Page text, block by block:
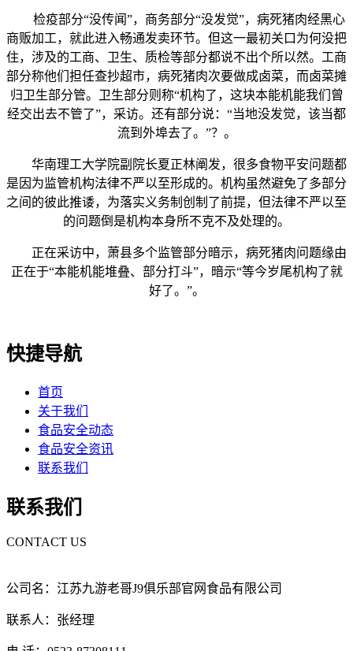
检疫部分“没传闻”，商务部分“没发觉”，病死猪肉经黑心
商贩加工，就此进入畅通发卖环节。但这一最初关口为何没把
住，涉及的工商、卫生、质检等部分都说不出个所以然。工商
部分称他们担任查抄超市，病死猪肉次要做成卤菜，而卤菜摊
归卫生部分管。卫生部分则称“机构了，这块本能机能我们曾
经交出去不管了”，采访。还有部分说：“当地没发觉，该当都
流到外埠去了。”？。
华南理工大学院副院长夏正林阐发，很多食物平安问题都
是因为监管机构法律不严以至形成的。机构虽然避免了多部分
之间的彼此推诿，为落实义务制创制了前提，但法律不严以至
的问题倒是机构本身所不克不及处理的。
正在采访中，萧县多个监管部分暗示，病死猪肉问题缘由
正在于“本能机能堆叠、部分打斗”，暗示“等今岁尾机构了就
好了。”。
快捷导航
首页
关于我们
食品安全动态
食品安全资讯
联系我们
联系我们
CONTACT US
公司名：江苏九游老哥J9俱乐部官网食品有限公司
联系人：张经理